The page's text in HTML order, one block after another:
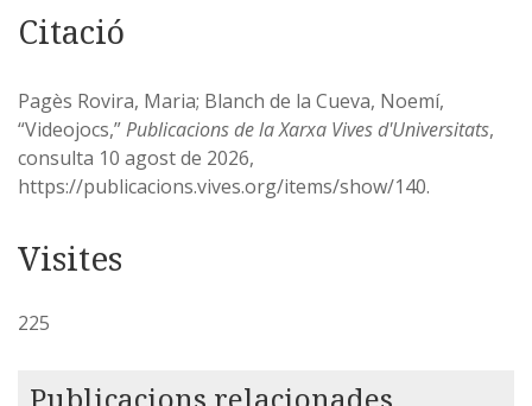
Citació
Pagès Rovira, Maria; Blanch de la Cueva, Noemí,
“Videojocs,”Publicacions de la Xarxa Vives d'Universitats,
consulta 10 agost de 2026,
https://publicacions.vives.org/items/show/140.
225